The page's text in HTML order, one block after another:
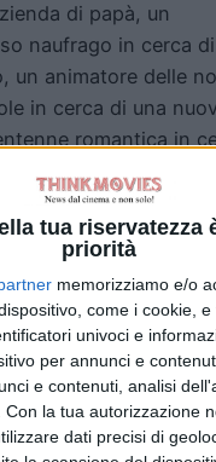
tua riservatezza
priorità
memorizziamo e/o
come i cookie,
univoci e
per annunci e
e contenuti, analisi
Con la tua autorizzazione
dati precisi di
di papà, un
naufrago in cerca di
un animatore delle
in cerca di una
romantica in
( Matilda de
appassionata che
sua ambiziosa
e nella sua vita. L’
attira ben presto
della stampa e
ragazzi da mezzo
in mito, in caso